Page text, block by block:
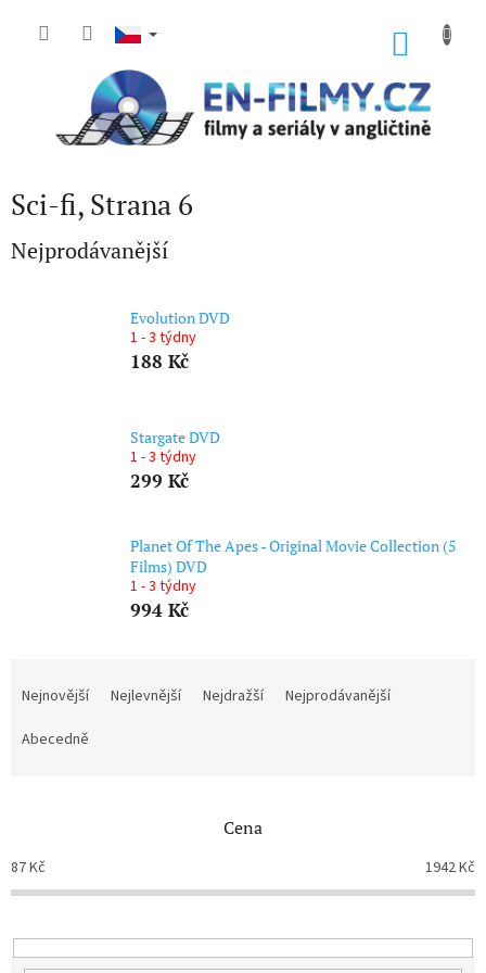
Sci-fi, Strana 6
Nejprodávanější
Evolution DVD
1 - 3 týdny
188 Kč
Stargate DVD
1 - 3 týdny
299 Kč
Planet Of The Apes - Original Movie Collection (5
Films) DVD
1 - 3 týdny
994 Kč
o
d
k
t
Nejnovější Nejlevnější Nejdražší
Nejprodávanější
Abecedně
Cena
87Kč 1942Kč